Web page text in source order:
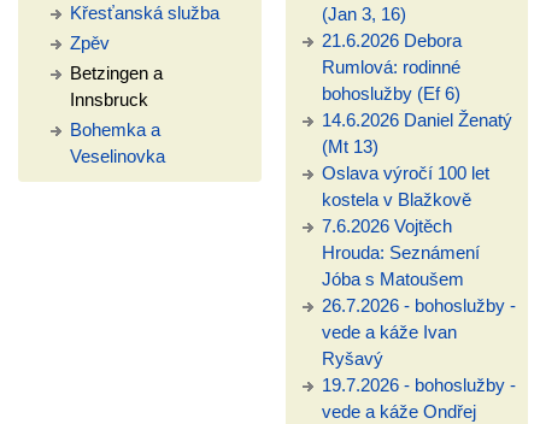
Křesťanská služba
Zpěv
Betzingen a
Innsbruck
Bohemka a
Veselinovka
(Jan 3, 16)
21.6.2026 Debora
Rumlová: rodinné
bohoslužby (Ef 6)
14.6.2026 Daniel Ženatý
(Mt 13)
Oslava výročí 100 let
kostela v Blažkově
7.6.2026 Vojtěch
Hrouda: Seznámení
Jóba s Matoušem
26.7.2026 - bohoslužby -
vede a káže Ivan
Ryšavý
19.7.2026 - bohoslužby -
vede a káže Ondřej